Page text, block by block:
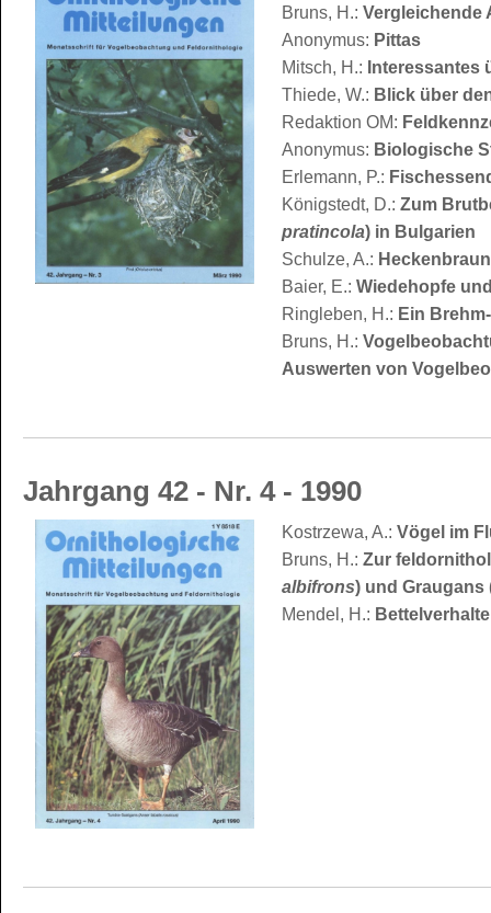
Bruns, H.: Vergleichende
Anonymus: Pittas
Mitsch, H.: Interessantes
Thiede, W.: Blick über
Redaktion OM:
Anonymus: Biologische
Erlemann, P.:
Königstedt, D.: Zum
pratincola) in Bulgarien
Schulze, A.:
Baier, E.: Wiedehopfe
Ringleben, H.: Ein
Bruns, H.:
Auswerten von
Jahrgang 42 - Nr. 4 - 1990
Kostrzewa, A.: Vögel im
Bruns, H.: Zur
albifrons) und Graugans
Mendel, H.: